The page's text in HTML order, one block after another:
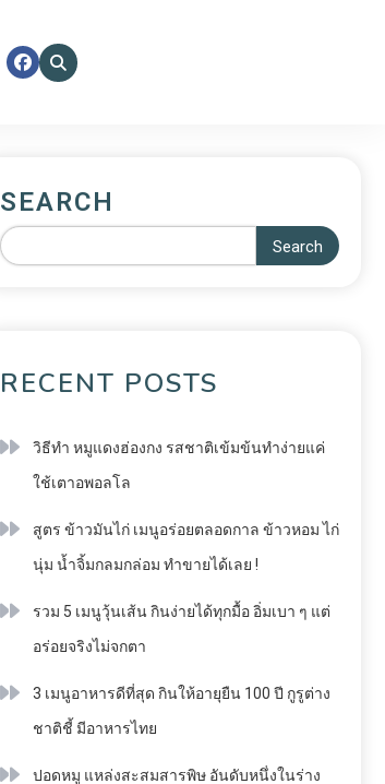
SEARCH
Search
RECENT POSTS
วิธีทำ หมูแดงฮ่องกง รสชาติเข้มข้นทำง่ายแค่
ใช้เตาอพอลโล
สูตร ข้าวมันไก่ เมนูอร่อยตลอดกาล ข้าวหอม ไก่
นุ่ม น้ำจิ้มกลมกล่อม ทำขายได้เลย !
รวม 5 เมนูวุ้นเส้น กินง่ายได้ทุกมื้อ อิ่มเบา ๆ แต่
อร่อยจริงไม่จกตา
3 เมนูอาหารดีที่สุด กินให้อายุยืน 100 ปี กูรูต่าง
ชาติชี้ มีอาหารไทย
ปอดหมู แหล่งสะสมสารพิษ อันดับหนึ่งในร่าง